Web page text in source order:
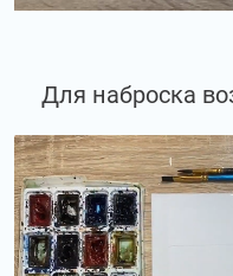
Для наброска